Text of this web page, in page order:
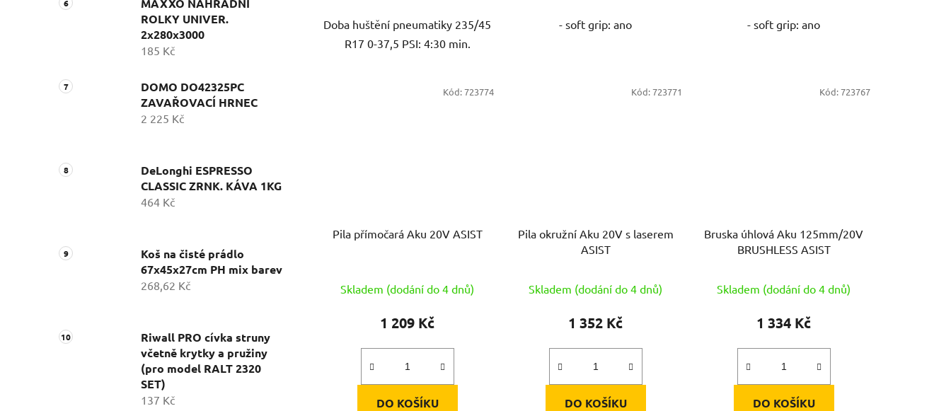
MAXXO NÁHRADNÍ
ROLKY UNIVER.
2x280x3000
185 Kč
DOMO DO42325PC
ZAVAŘOVACÍ HRNEC
2 225 Kč
DeLonghi ESPRESSO
CLASSIC ZRNK. KÁVA 1KG
464 Kč
Koš na čisté prádlo
67x45x27cm PH mix barev
268,62 Kč
Riwall PRO cívka struny
včetně krytky a pružiny
(pro model RALT 2320
SET)
137 Kč
Doba huštění pneumatiky 235/45
R17 0-37,5 PSI: 4:30 min.
- soft grip: ano - soft grip: ano
Pila přímočará Aku 20V ASIST
Skladem (dodání do 4 dnů)
1 209 Kč
DO KOŠÍKU
Kód:723774
Pila okružní Aku 20V s laserem
ASIST
Skladem (dodání do 4 dnů)
1 352 Kč
DO KOŠÍKU
Kód:723771
Bruska úhlová Aku 125mm/20V
BRUSHLESS ASIST
Skladem (dodání do 4 dnů)
1 334 Kč
DO KOŠÍKU
Kód:723767